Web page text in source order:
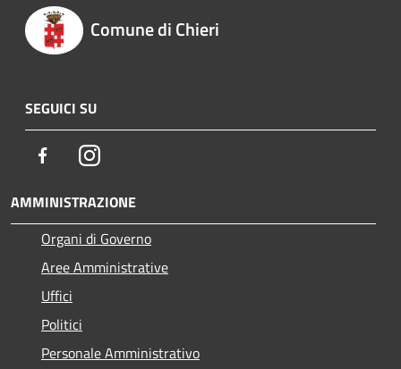
Comune di Chieri
SEGUICI SU
FacebookInstagram
AMMINISTRAZIONE
Organi di Governo
Aree Amministrative
Uffici
Politici
Personale Amministrativo